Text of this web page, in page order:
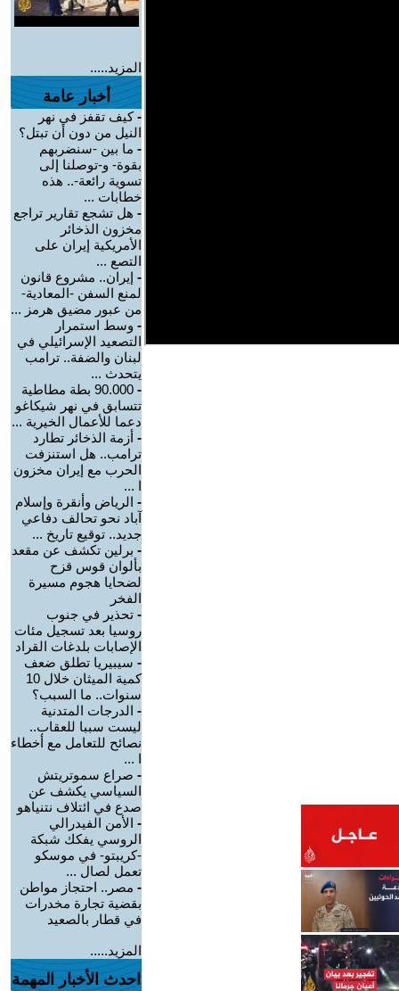
المزيد.....
أخبار عامة
-كيف تقفز في نهر
النيل من دون أن تبتل؟
- ما بين -سنضربهم
بقوة- و-توصلنا إلى
تسوية رائعة-.. هذه
خطابات ...
- هل تشجع تقارير تراجع
مخزون الذخائر
الأمريكية إيران على
التصع ...
- إيران.. مشروع قانون
لمنع السفن -المعادية-
من عبور مضيق هرمز ...
- وسط استمرار
التصعيد الإسرائيلي في
لبنان والضفة.. ترامب
يتحدث ...
-
90.000 بطة مطاطية
تتسابق في نهر شيكاغو
دعما للأعمال الخيرية ...
- أزمة الذخائر تطارد
ترامب.. هل استنزفت
الحرب مع إيران مخزون
ا ...
- الرياض وأنقرة وإسلام
آباد نحو تحالف دفاعي
جديد.. توقيع تاريخ ...
- برلين تكشف عن مقعد
بألوان قوس قزح
لضحايا هجوم مسيرة
الفخر
- تحذير في جنوب
روسيا بعد تسجيل مئات
الإصابات بلدغات القراد
- سيبيريا تطلق ضعف
كمية الميثان خلال 10
سنوات.. ما السبب؟
- الدرجات المتدنية
ليست سببا للعقاب..
نصائح للتعامل مع أخطاء
ا ...
- صراع سموتريتش
السياسي يكشف عن
صدع في ائتلاف نتنياهو
- الأمن الفيدرالي
الروسي يفكك شبكة
-كريبتو- في موسكو
تعمل لصال ...
- مصر.. احتجاز مواطن
بقضية تجارة مخدرات
في قطار بالصعيد
المزيد.....
احدث الأخبار المهمة